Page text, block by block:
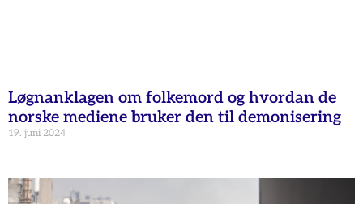
Løgnanklagen om folkemord og hvordan de
norske mediene bruker den til demonisering
19. juni 2024